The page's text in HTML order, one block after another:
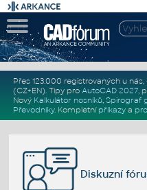
Přes 123.000 registrovaných u nás,
(CZ+EN). Tipy pro AutoCAD 2027,
Nový Kalkulátor nosníků, Spirograf
Převodníky. Kompletní příkazya
Diskuzní